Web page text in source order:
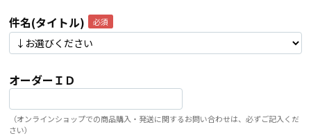
件名(タイトル)
オーダーＩＤ
（オンラインショップでの商品購入・発送に関するお問い合わせは、必ずご記入くだ
さい）